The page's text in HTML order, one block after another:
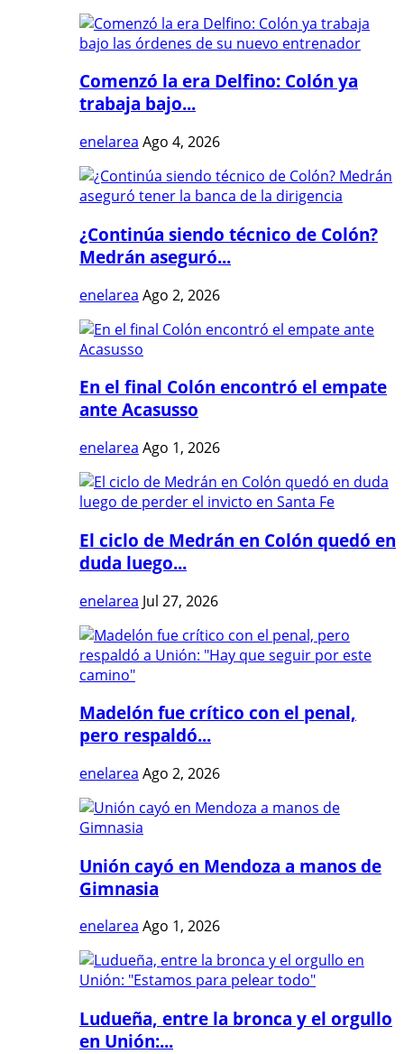
Comenzó la era Delfino: Colón ya
trabaja bajo...
enelarea Ago 4, 2026
¿Continúa siendo técnico de Colón?
Medrán aseguró...
enelarea Ago 2, 2026
En el final Colón encontró el empate
ante Acasusso
enelarea Ago 1, 2026
El ciclo de Medrán en Colón quedó en
duda luego...
enelarea Jul 27, 2026
Madelón fue crítico con el penal,
pero respaldó...
enelarea Ago 2, 2026
Unión cayó en Mendoza a manos de
Gimnasia
enelarea Ago 1, 2026
Ludueña, entre la bronca y el orgullo
en Unión:...